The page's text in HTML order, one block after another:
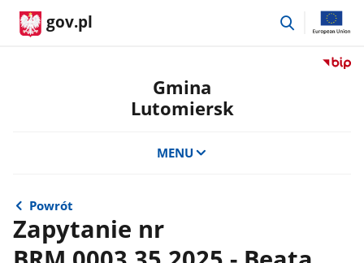
gov.pl
przejdź
Przejdź
Gmina
Lutomiersk
MENU
Powrót
Zapytanie nr